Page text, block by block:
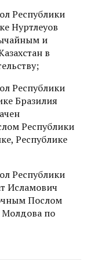
Республики
Нуртлеуов
и
в
Республики
Бразилия
Республики
Республике
Республики
Исламович
Послом
Молдова по